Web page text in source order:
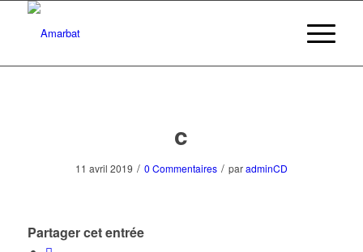
c
11 avril 2019 / 0 Commentaires / paradminCD
Partager cet entrée